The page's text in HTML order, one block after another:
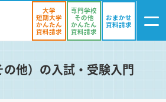
イン
気になる 資料リスト
大学
短期大学
かんたん
資料請求
専門学校
その他
かんたん
資料請求
おまかせ
資料請求
他）の入試・受験入門